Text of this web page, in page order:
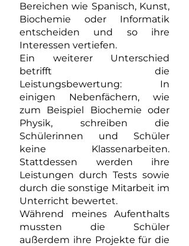
Bereichen wie Spanisch, Kunst,
Biochemie oder Informatik
entscheiden und so ihre
Interessen vertiefen.
Ein weiterer Unterschied
betrifft die
Leistungsbewertung: In
einigen Nebenfächern, wie
zum Beispiel Biochemie oder
Physik, schreiben die
Schülerinnen und Schüler
keine Klassenarbeiten.
Stattdessen werden ihre
Leistungen durch Tests sowie
durch die sonstige Mitarbeit im
Unterricht bewertet.
Während meines Aufenthalts
mussten die Schüler
außerdem ihre Projekte für die